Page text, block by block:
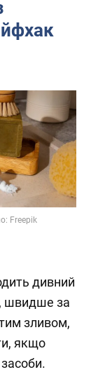
Freepik
дивний
швидше за
зливом,
якщо